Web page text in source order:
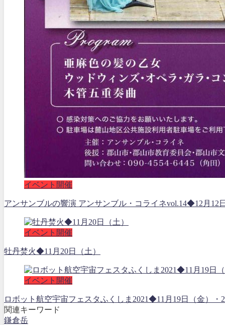
イベント開催
アンサンブルの響演 アンサンブル・コライネvol.14◆12月12
イベント開催
牡丹焚火◆11月20日（土）
イベント開催
ロボット航空宇宙フェスタふくしま2021◆11月19日（金
関連キーワード
鎌倉岳